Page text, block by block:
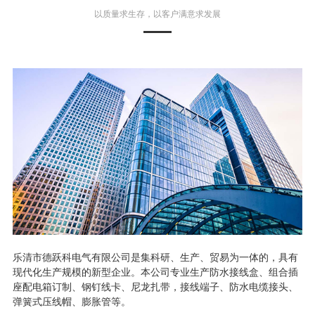
以质量求生存，以客户满意求发展
乐清市德跃科电气有限公司是集科研、生产、贸易为一体的，具有
现代化生产规模的新型企业。本公司专业生产防水接线盒、组合插
座配电箱订制、钢钉线卡、尼龙扎带，接线端子、防水电缆接头、
弹簧式压线帽、膨胀管等。